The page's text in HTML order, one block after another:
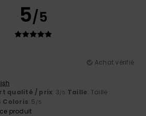
5/5
Achat vérifié
qualité / prix: 3/5 Taille: Taille
Coloris: 5 /5
produit